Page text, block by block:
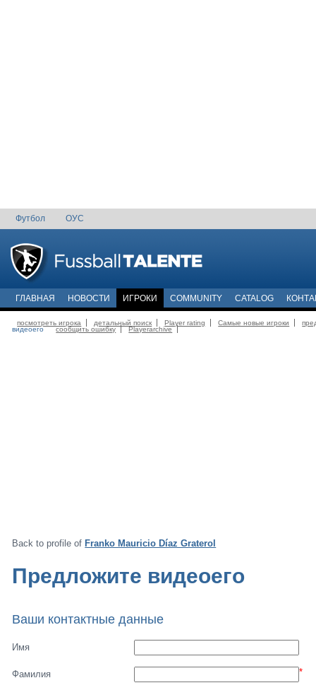
Футбол ОУС
ГЛАВНАЯ НОВОСТИ ИГРОКИ COMMUNITY CATALOG
посмотреть игрока детальный поиск Player rating Самые новые игроки
видеоего
сообщить ошибку Playerarchive
Back to profile of Franko Mauricio Díaz Graterol
Предложите видеоего
Ваши контактные данные
Имя
Фамилия *